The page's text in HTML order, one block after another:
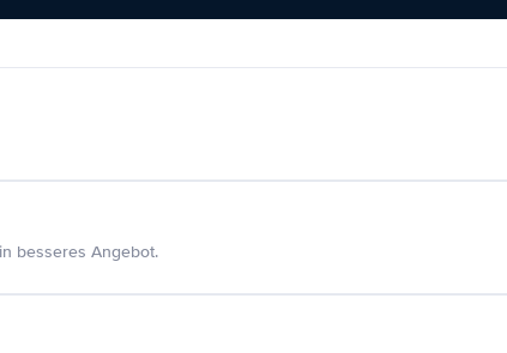
besseres Angebot.